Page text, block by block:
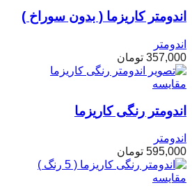
اندومتر کاریزما ( بدون سوراخ )
اندومتر
357,000 تومان
مقایسه
اندومتر رنگی کاریزما
اندومتر
595,000 تومان
مقایسه